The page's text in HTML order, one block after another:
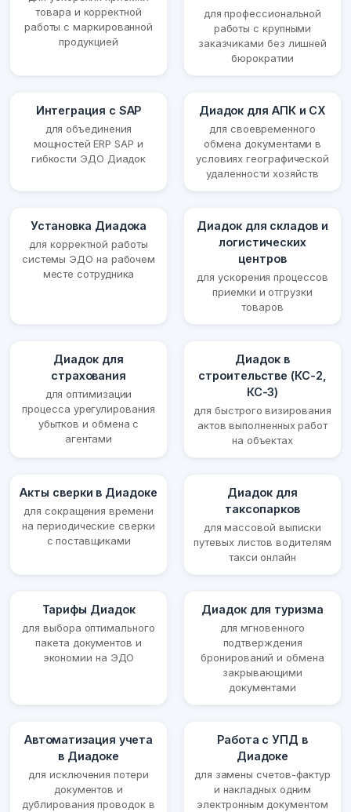
товара и корректной
работы с маркированной
продукцией
для профессиональной
работы с крупными
заказчиками без лишней
бюрократии
Интеграция с SAP
для объединения
мощностей ERP SAP и
гибкости ЭДО Диадок
Диадок для АПК и СХ
для своевременного
обмена документами в
условиях географической
удаленности хозяйств
Установка Диадока
для корректной работы
системы ЭДО на рабочем
месте сотрудника
Диадок для складов и
логистических
центров
для ускорения процессов
приемки и отгрузки
товаров
Диадок для
страхования
для оптимизации
процесса урегулирования
убытков и обмена с
агентами
Диадок в
строительстве (КС-2,
КС-3)
для быстрого визирования
актов выполненных работ
на объектах
Акты сверки в Диадоке
для сокращения времени
на периодические сверки
с поставщиками
Диадок для
таксопарков
для массовой выписки
путевых листов водителям
такси онлайн
Тарифы Диадок
для выбора оптимального
пакета документов и
экономии на ЭДО
Диадок для туризма
для мгновенного
подтверждения
бронирований и обмена
закрывающими
документами
Автоматизация учета
в Диадоке
для исключения потери
документов и
дублирования проводок в
Работа с УПД в
Диадоке
для замены счетов-фактур
и накладных одним
электронным документом